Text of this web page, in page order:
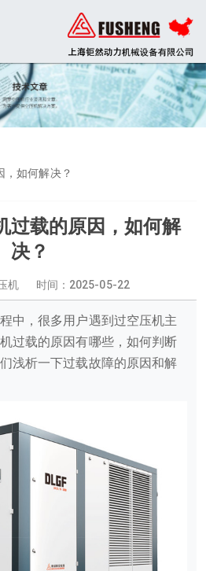
，如何解决？
过载的原因，如何解
决？
机 时间： 2025-05-22
中，很多用户遇到过空压机主
过载的原因有哪些，如何判断
浅析一下过载故障的原因和解